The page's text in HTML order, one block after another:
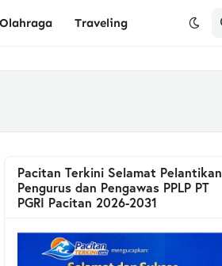
Olahraga Traveling
Pacitan Terkini Selamat Pelantikan
Pengurus dan Pengawas PPLP PT
PGRI Pacitan 2026-2031